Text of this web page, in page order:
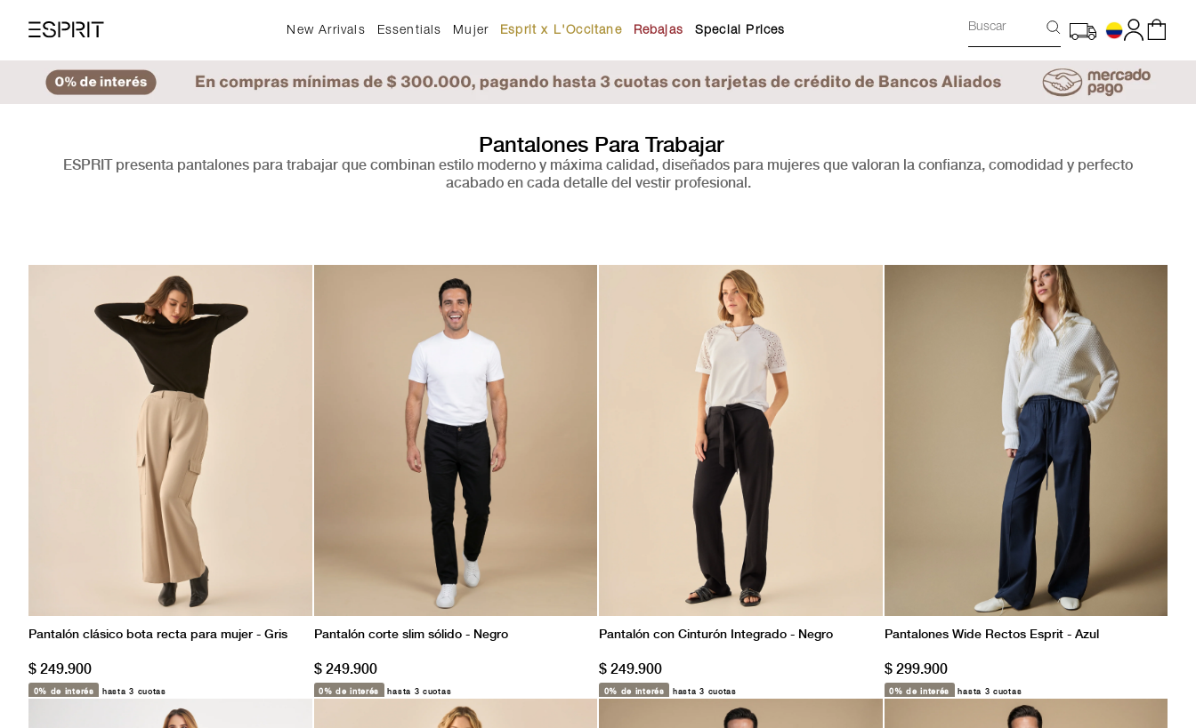
New Arrivals Essentials Mujer Esprit x L'Occitane Rebajas Special Prices Buscar
Pantalones Para Trabajar
ESPRIT presenta pantalones para trabajar que combinan estilo moderno y máxima calidad, diseñados para mujeres que valoran la confianza, comodidad y perfecto
acabado en cada detalle del vestir profesional.
Pantalón clásico bota recta para mujer - Gris
$ 249.900
0% de interés hasta 3 cuotas
Pantalón corte slim sólido - Negro
$ 249.900
0% de interés hasta 3 cuotas
Pantalón con Cinturón Integrado - Negro
$ 249.900
0% de interés hasta 3 cuotas
Pantalones Wide Rectos Esprit - Azul
$ 299.900
0% de interés hasta 3 cuotas